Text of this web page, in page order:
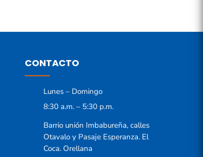
CONTACTO
Lunes – Domingo
8:30 a.m. – 5:30 p.m.
Barrio unión Imbabureña, calles
Otavalo y Pasaje Esperanza. El
Coca. Orellana